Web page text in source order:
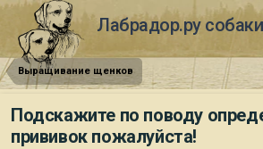
Лабрадор.ру
Выращивание щенков
Подскажите по поводу
прививок пожалуйста!